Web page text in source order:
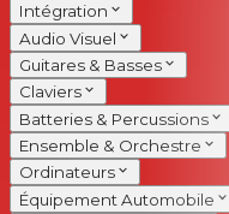
Intégration
Audio Visuel
Guitares & Basses
Claviers
Batteries & Percussions
Ensemble & Orchestre
Ordinateurs
Équipement Automobile